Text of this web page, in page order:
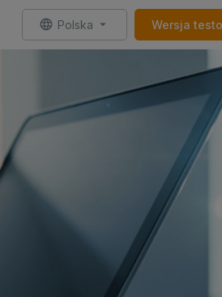
Wersja
Polska